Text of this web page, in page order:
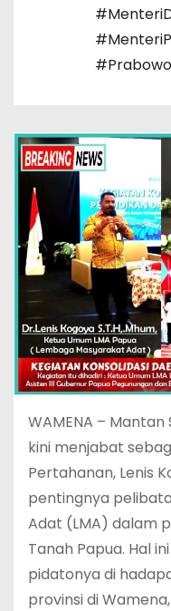
#Prabowo
WAMENA –
kini menjabat
Pertahanan, Lenis
pentingnya
Adat (LMA) dalam
Tanah Papua. Hal
pidatonya di
provinsi di